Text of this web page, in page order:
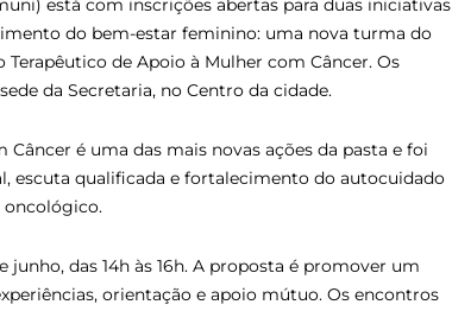
está com inscrições abertas para duas iniciativas
do bem-estar feminino: uma nova turma do
de Apoio à Mulher com Câncer. Os
da Secretaria, no Centro da cidade.
é uma das mais novas ações da pasta e foi
escuta qualificada e fortalecimento do autocuidado
oncológico.
das 14h às 16h. A proposta é promover um
orientação e apoio mútuo. Os encontros